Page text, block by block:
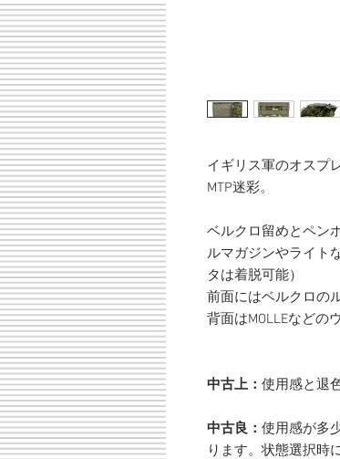
イギリス軍のオスプ
MTP迷彩。
ベルクロ留めとペン
ルマガジンやライト
タは着脱可能）
前面にはベルクロの
背面はMOLLEなどの
中古上： 使用感と退
中古良： 使用感が多
ります。状態選択時